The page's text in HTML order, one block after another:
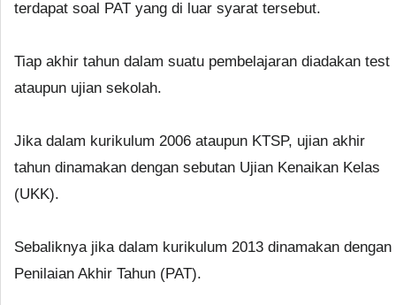
terdapat soal PAT yang di luar syarat tersebut.
Tiap akhir tahun dalam suatu pembelajaran diadakan test
ataupun ujian sekolah.
Jika dalam kurikulum 2006 ataupun KTSP, ujian akhir
tahun dinamakan dengan sebutan Ujian Kenaikan Kelas
(UKK).
Sebaliknya jika dalam kurikulum 2013 dinamakan dengan
Penilaian Akhir Tahun (PAT).